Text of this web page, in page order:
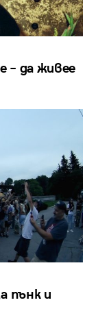
– да живее
пънк и